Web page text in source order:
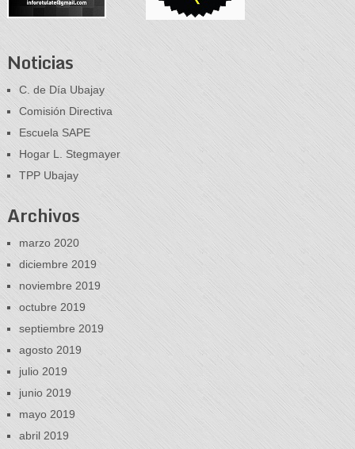
Noticias
C. de Día Ubajay
Comisión Directiva
Escuela SAPE
Hogar L. Stegmayer
TPP Ubajay
Archivos
marzo 2020
diciembre 2019
noviembre 2019
octubre 2019
septiembre 2019
agosto 2019
julio 2019
junio 2019
mayo 2019
abril 2019